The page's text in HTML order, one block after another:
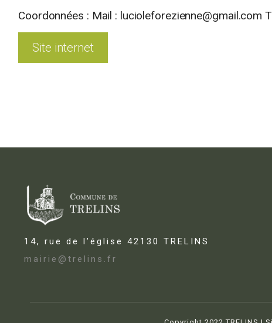
Coordonnées : Mail : lucioleforezienne@gmail.com
Site internet
14, rue de l’église 42130 TRELINS
mairie@trelins.fr